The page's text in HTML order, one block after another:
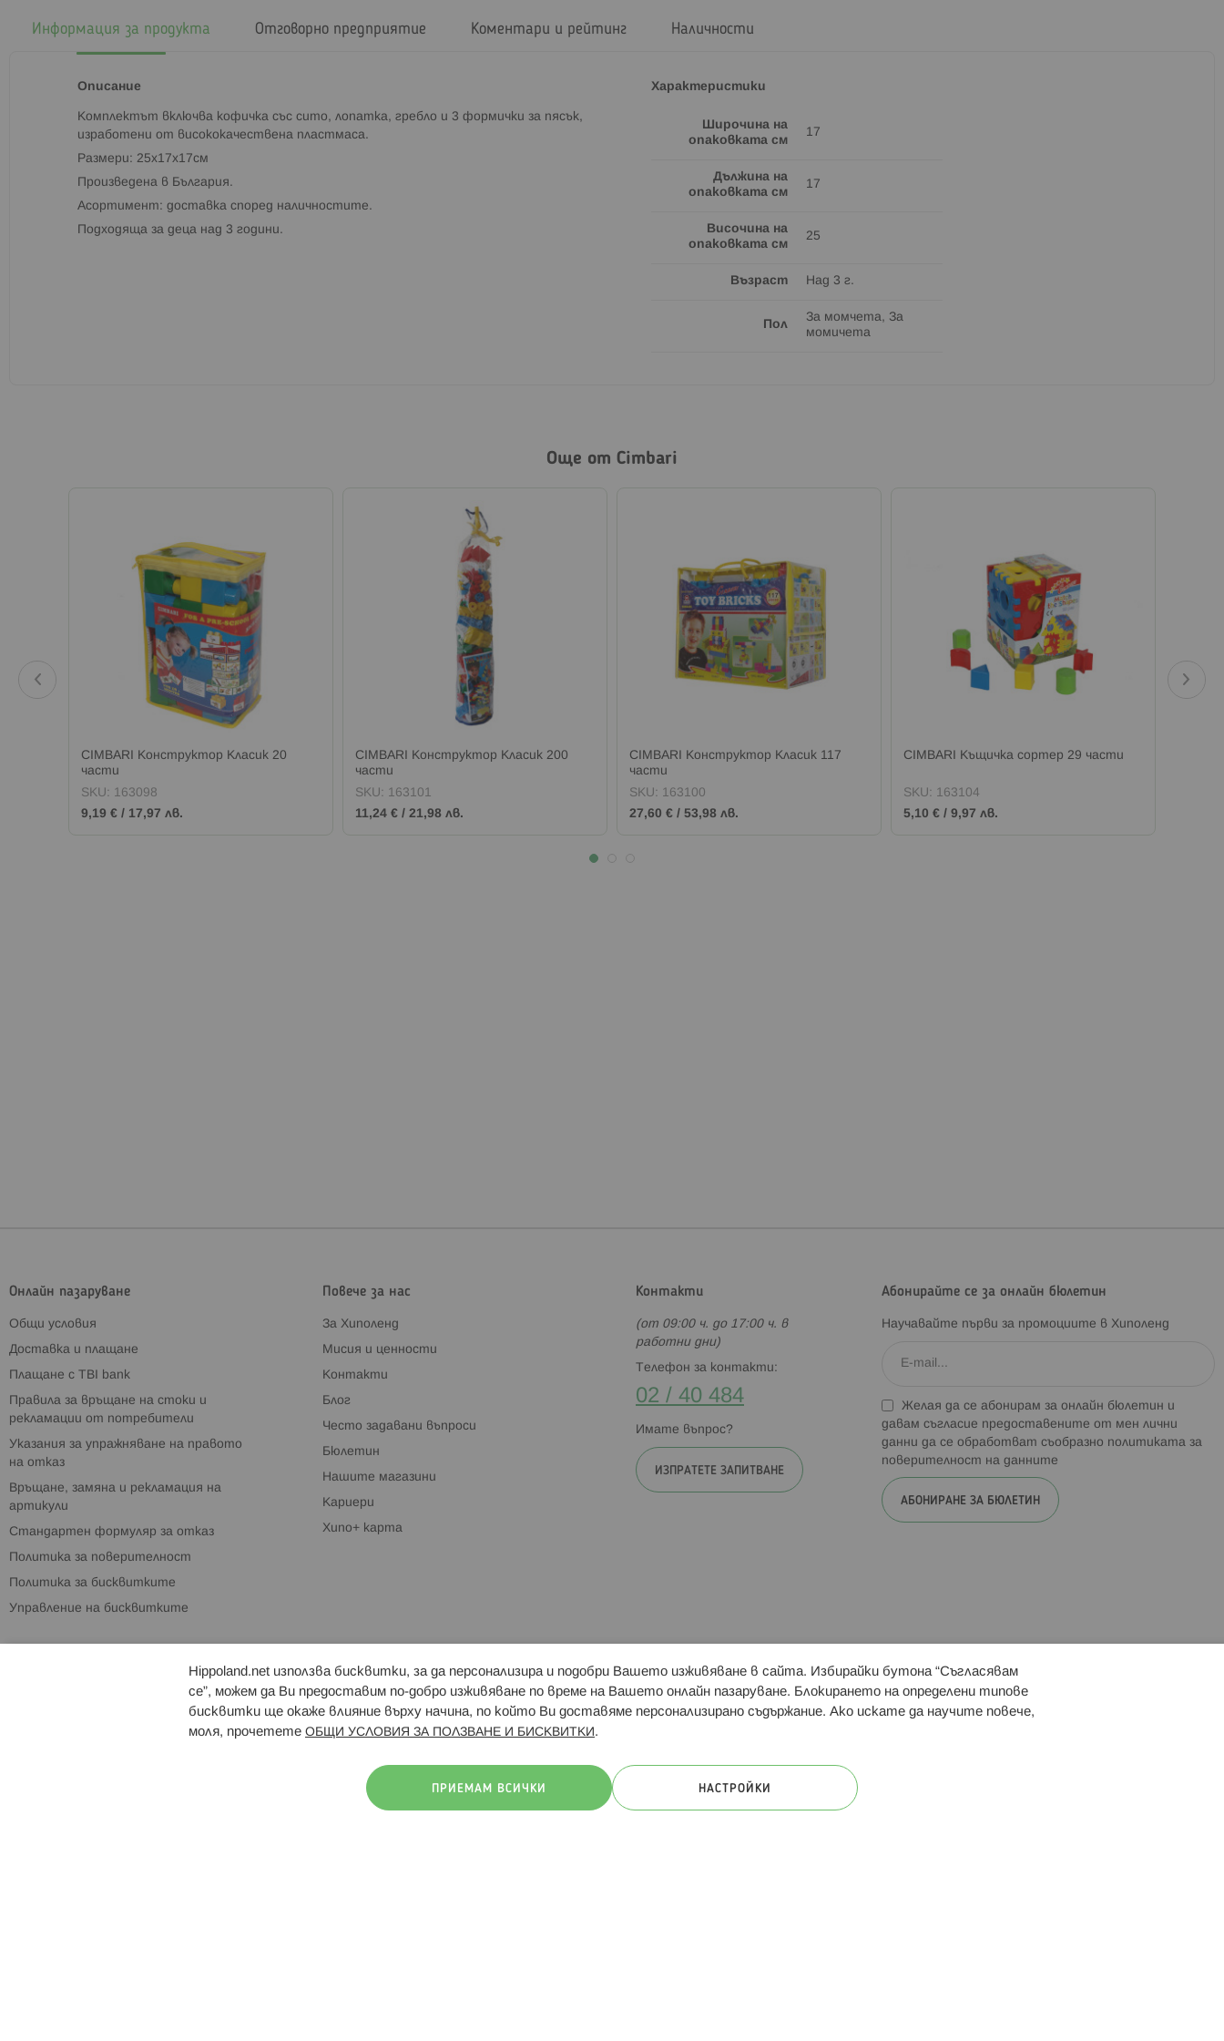
Информация за продукта
Описание
Комплектът включва кофичка със сито, лопатка, гребло и 3 формички за пясък,
изработени от висококачествена пластмаса.
Размери: 25х17х17см
Произведена в България.
Асортимент: доставка според наличностите.
Подходяща за деца над 3 години.
Характеристики
Широчина на
опаковката см
17
Дължина на
опаковката см
17
Височина на
опаковката см
25
Възраст Над 3 г.
Пол
За момчета, За
момичета
Отговорно предприятие Коментари и рейтинг Наличности
Още от Cimbari
CIMBARI Конструктор Класик 20
части
SKU: 163098
9,19 € / 17,97 лв.
CIMBARI Конструктор Класик 200
части
SKU: 163101
11,24 € / 21,98 лв.
CIMBARI Конструктор Класик 117
части
SKU: 163100
27,60 € / 53,98 лв.
CIMBARI Къщичка сортер 29 части
SKU: 163104
5,10 € / 9,97 лв.
Онлайн пазаруване
Общи условия
Доставка и плащане
Плащане с TBI bank
Правила за връщане на стоки и
рекламации от потребители
Указания за упражняване на правото
на отказ
Връщане, замяна и рекламация на
артикули
Стандартен формуляр за отказ
Политика за поверителност
Политика за бисквитките
Управление на бисквитките
Повече за нас
За Хиполенд
Мисия и ценности
Контакти
Блог
Често задавани въпроси
Бюлетин
Нашите магазини
Кариери
Хипо+ карта
Контакти
(от 09:00 ч. до 17:00 ч. в
работни дни)
Телефон за контакти:
02 / 40 484
Имате въпрос?
ИЗПРАТЕТЕ ЗАПИТВАНЕ
Абонирайте се за онлайн бюлетин
Научавайте първи за промоциите в Хиполенд
Желая да се абонирам за онлайн бюлетин и
давам съгласие предоставените от мен лични
данни да се обработват съобразно политиката за
поверителност на данните
АБОНИРАНЕ ЗА БЮЛЕТИН
Брошури Магазини Свързани сайтове: Hippoland.ro Последвайте ни:
Hippoland.net използва бисквитки, за да персонализира и подобри Вашето изживяване в сайта. Избирайки бутона “Съгласявам
се”, можем да Ви предоставим по-добро изживяване по време на Вашето онлайн пазаруване. Блокирането на определени типове
бисквитки ще окаже влияние върху начина, по който Ви доставяме персонализирано съдържание. Ако искате да научите повече,
моля, прочетете ОБЩИ УСЛОВИЯ ЗА ПОЛЗВАНЕ И БИСКВИТКИ .
ПРИЕМАМ ВСИЧКИ НАСТРОЙКИ